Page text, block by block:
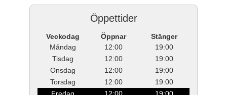
Öppettider
Veckodag Öppnar
Stänger
Måndag
12:00
19:00
Tisdag
12:00
19:00
Onsdag
12:00
19:00
Torsdag
12:00
19:00